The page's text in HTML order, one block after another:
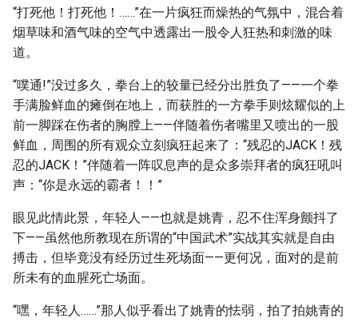
“打死他！打死他！……”在一片疯狂而燥热的气氛中，混合着
烟草味和酒气味的空气中透露出一股令人狂热和刺激的味
道。
“噗通!”没过多久，拳台上的较量已经分出胜负了——一个拳
手满脸鲜血的瘫倒在地上，而获胜的一方拳手则炫耀似的上
前一脚踩在伤者的胸膛上——伴随着伤者嘴里又喷出的一股
鲜血，周围的所有观众立刻疯狂起来了：“残忍的JACK！残
忍的JACK！”伴随着一阵叹息声的是众多崇拜者的疯狂吼叫
声：“你是永远的霸者！！”
眼见此情此景，年轻人——也就是姚青，忍不住浑身颤抖了
下——虽然他所教现在所谓的“中国武术”实战其实就是自由
搏击，但毕竟没有经历过生死场面——更何况，面对的是前
所未有的血腥死亡场面。
“嘿，年轻人……”那人似乎看出了姚青的怯弱，拍了拍姚青的